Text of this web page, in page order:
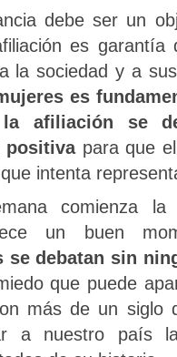
debe ser un
es garantía
la sociedad y a
es
la afiliación se
positiva para que
intenta
comienza la
un buen
se debatan sin
que puede
más de un siglo
a nuestro país